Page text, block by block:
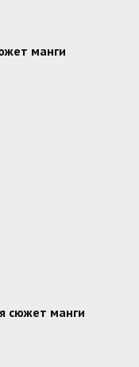
манги
сюжет манги